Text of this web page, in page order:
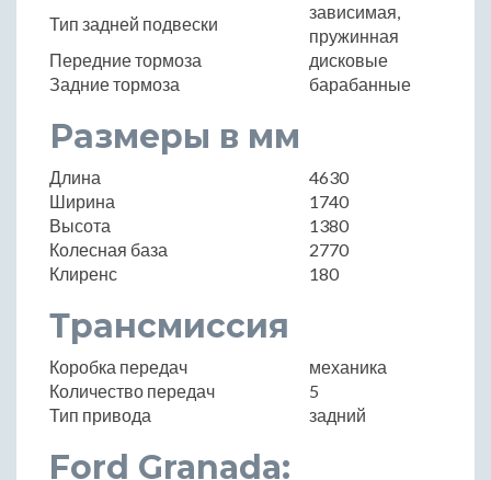
Тип задней подвески
зависимая,
пружинная
Передние тормоза
дисковые
Задние тормоза
барабанные
Размеры в мм
Длина
4630
Ширина
1740
Высота
1380
Колесная база
2770
Клиренс
180
Трансмиссия
Коробка передач
механика
Количество передач
5
Тип привода
задний
Ford Granada: